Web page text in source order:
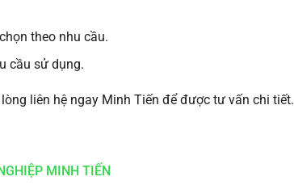
theo nhu cầu.
cầu sử dụng.
liên hệ ngay Minh Tiến để được tư vấn chi tiết.
MINH TIẾN